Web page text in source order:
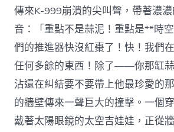
傳來K-999崩潰的尖叫聲，帶著濃
音：「重點不是蒜泥！重點是**時
們的推進器快沒紅棗了！快！我們
任何多餘的東西！除了——你那缸
沾還在糾結要不要帶上他最珍愛的
的牆壁傳來一聲巨大的撞擊。一個
戴著太陽眼鏡的太空吉娃娃，正從